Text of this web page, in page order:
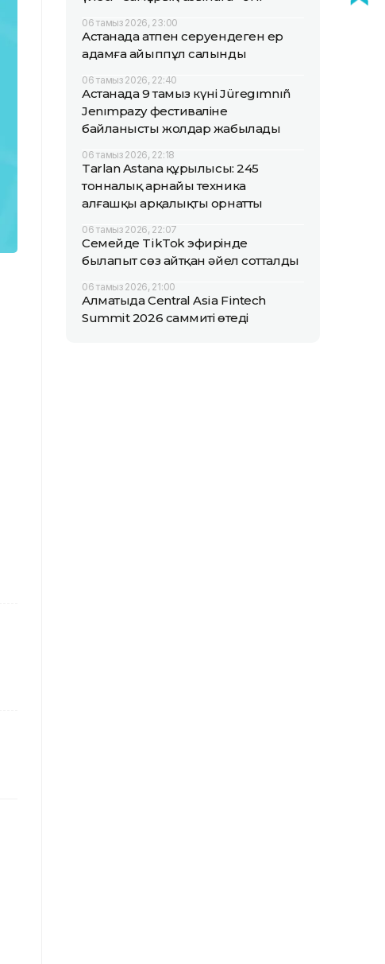
06 тамыз 2026, 23:00
Астанада атпен серуендеген ер
адамға айыппұл салынды
06 тамыз 2026, 22:40
Астанада 9 тамыз күні Jüregımnıñ
Jenımpazy фестиваліне
байланысты жолдар жабылады
06 тамыз 2026, 22:18
Tarlan Astana құрылысы: 245
тонналық арнайы техника
алғашқы арқалықты орнатты
06 тамыз 2026, 22:07
Семейде TikTok эфирінде
былапыт сөз айтқан әйел сотталды
06 тамыз 2026, 21:00
Алматыда Central Asia Fintech
Summit 2026 саммиті өтеді